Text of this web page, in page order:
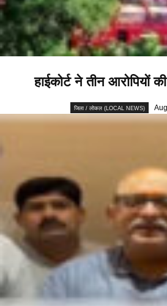
हाईकोर्ट ने तीन आरोपियों
जिला / लोकल (LOCAL NEWS)